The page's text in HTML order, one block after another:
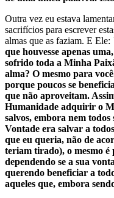
Outra vez eu estava
sacrifícios para escrever
almas que as faziam. E Ele:
que houvesse apenas
sofrido toda a Minha
alma? O mesmo para
porque poucos se
que não aproveitam.
Humanidade adquirir o
salvos, embora nem
Vontade era salvar a
que eu queria, não de
teriam tirado), o mesmo é
dependendo se a sua
querendo beneficiar a
aqueles que, embora